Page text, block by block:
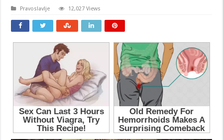
Pravoslavlje 12,027 Views